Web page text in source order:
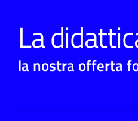
La
la nostra offerta